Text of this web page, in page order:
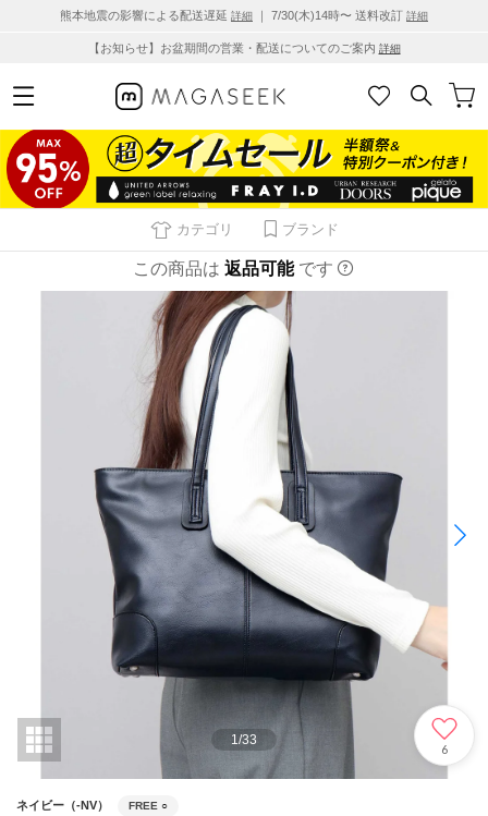
熊本地震の影響による配送遅延 詳細 ｜ 7/30(木)14時〜 送料改訂 詳細
【お知らせ】お盆期間の営業・配送についてのご案内 詳細
カテゴリ ブランド
この商品は 返品可能 です
1 /33
6
ネイビー（-NV） FREE ○